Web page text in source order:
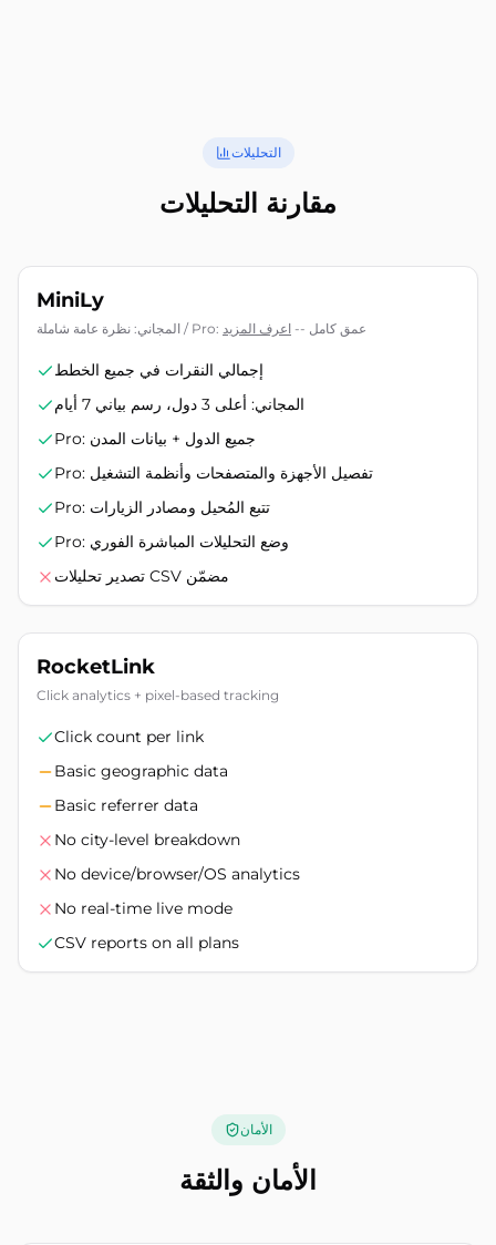
التحليلات
مقارنة التحليلات
MiniLy
المجاني: نظرة عامة شاملة / Pro: عمق كامل -- اعرف المزيد
إجمالي النقرات في جميع الخطط
المجاني: أعلى 3 دول، رسم بياني 7 أيام
Pro: جميع الدول + بيانات المدن
Pro: تفصيل الأجهزة والمتصفحات وأنظمة التشغيل
Pro: تتبع المُحيل ومصادر الزيارات
Pro: وضع التحليلات المباشرة الفوري
تصدير تحليلات CSV مضمّن
RocketLink
Click analytics + pixel-based tracking
Click count per link
Basic geographic data
Basic referrer data
No city-level breakdown
No device/browser/OS analytics
No real-time live mode
CSV reports on all plans
الأمان
الأمان والثقة